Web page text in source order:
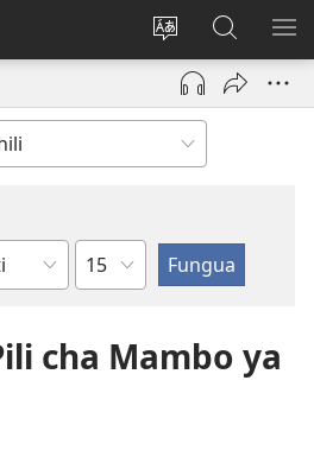
Badili
lugha
ya
tovuti
Ingia
(opens
window)
Tafuta
Katika
JW.ORG
Sura
cha Mambo ya